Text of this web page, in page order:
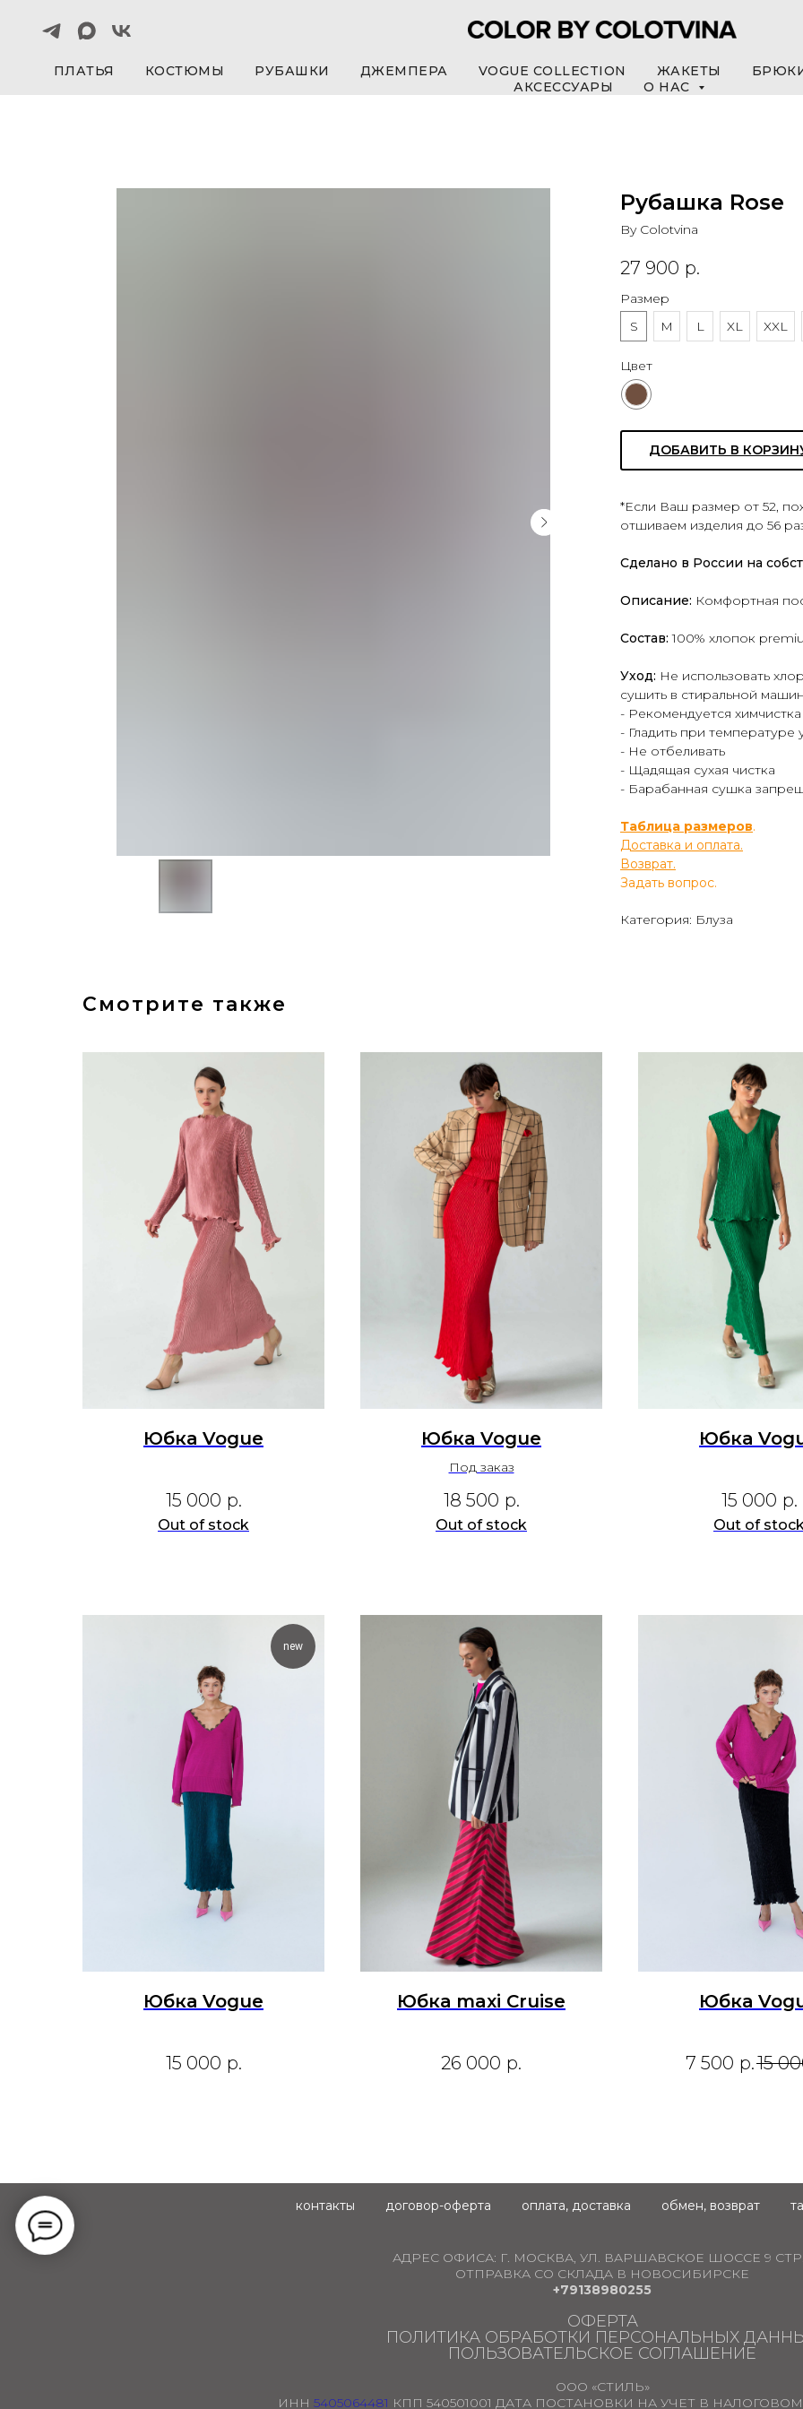
ПЛАТЬЯ КОСТЮМЫ РУБАШКИ ДЖЕМПЕРА VOGUE COLLECTION ЖАКЕТЫ
АКСЕССУАРЫ
О НАС
Рубашка Rose
By Colotvina
27 900 р.
Размер
S
M L XL XXL
Цвет
ДОБАВИТЬ В
*Если Ваш размер от 52,
отшиваем изделия до 56
Сделано в России на
Описание: Комфортная
Состав:100% хлопок
Уход: Не использовать
сушить в стиральной
- Рекомендуется химчистка
- Гладить при температуре
- Не отбеливать
- Щадящая сухая чистка
- Барабанная сушка
Таблица размеров.
Доставка и оплата.
Возврат.
Задать вопрос.
Категория: Блуза
Смотрите также
Юбка Vogue
15 000 р.
Out of stock
Юбка Vogue
Под заказ
18 500 р.
Out of stock
Юбка
15 000 р.
Out of
new
Юбка Vogue
15 000 р.
Юбка maxi Cruise
26 000 р.
Юбка
7 500 р.15
контакты договор-оферта оплата, доставка обмен, возврат
АДРЕС ОФИСА: Г. МОСКВА, УЛ. ВАРШАВСКОЕ ШОССЕ 9 СТР.
ОТПРАВКА СО СКЛАДА В НОВОСИБИРСКЕ
+79138980255
ОФЕРТА
ПОЛИТИКА ОБРАБОТКИ ПЕРСОНАЛЬНЫХ
ПОЛЬЗОВАТЕЛЬСКОЕ СОГЛАШЕНИЕ
ООО «СТИЛЬ»
ИНН 5405064481 КПП 540501001 ДАТА ПОСТАНОВКИ НА УЧЕТ В НАЛОГОВОМ